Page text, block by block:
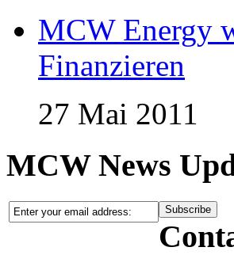
MCW Energy
Finanzieren
27 Mai 2011
MCW News